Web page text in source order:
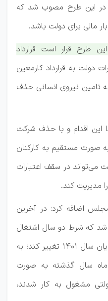
در این طرح مصوب شد که
مالی برای دولت باشد.
طرح قرار است قرارداد
دولت به قرارداد کارمعین
تامین نیروی انسانی حذف
این اقدام و با حذف شرکت
صورت مستقیم به کارکنان
می‌تواند در سقف اعتبارات
مدیریت کند.
مجلس اضافه کرد: در آخرین
که شرط دو سال اشتغال
برای تغییر قرارداد کارکنان به پایان سال ۱۴۰۱ تغییر کند؛ به
ماه سال گذشته به صورت
مشغول به کار شدند،